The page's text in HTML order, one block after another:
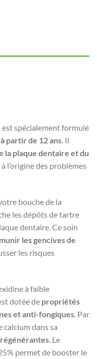
est spécialement formulé
partir de 12 ans. Il
la plaque dentaire et du
l’origine des problèmes
bouche de la
les dépôts de tartre
dentaire. Ce soin
les gencives de
les risques
à faible
dotée de propriétés
et anti-fongiques . Par
calcium dans sa
. Le
permet de booster le